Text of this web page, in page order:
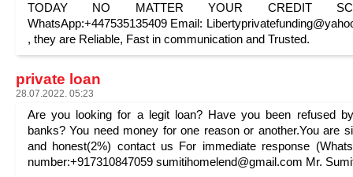
TODAY NO MATTER YOUR CREDIT
WhatsApp:+447535135409 Email:
, they are Reliable, Fast in communication and Trusted.
private loan
28.07.2022. 05:23
Are you looking for a legit loan? Have you been refused
banks? You need money for one reason or another.You are
and honest(2%) contact us For immediate response
number:+917310847059 sumitihomelend@gmail.com Mr.